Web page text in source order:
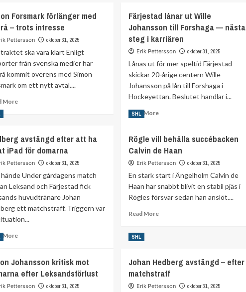
Forsmark förlänger med
– trots intresse
Pettersson oktober 31, 2025
ska vara klart Enligt
från svenska medier har
kommit överens med Simon
om ett nytt avtal....
MoreRead
Forsmark
förlänger
Timrå
–
trots
intresse
Färjestad lånar ut Wille
Johansson till Forshaga — nästa
steg i karriären
Erik Pettersson oktober 31, 2025
Lånas ut för mer speltid Färjestad
skickar 20‑årige centern Wille
Johansson på lån till Forshaga i
Hockeyettan. Beslutet handlar i...
Read MoreRead
Färjestad
lånar
Johansson
till
Forshaga
nästa
avstängd efter att ha
iPad för domarna
Pettersson oktober 31, 2025
hände Under gårdagens match
Leksand och Färjestad fick
huvudtränare Johan
ett matchstraff. Triggern var
MoreRead
Hedberg
avstängd
SHL
Rögle vill behålla succébacken
Calvin de Haan
Erik Pettersson oktober 31, 2025
En stark start i Ängelholm Calvin de
Haan har snabbt blivit en stabil pjäs i
Rögles försvar sedan han anslöt....
Read MoreRead
behålla
succébacken
Calvin
de
Johansson kritisk mot
efter Leksandsförlust
Pettersson oktober 31, 2025
SHL
Johan Hedberg avstängd – efter
matchstraff
Erik Pettersson oktober 31, 2025